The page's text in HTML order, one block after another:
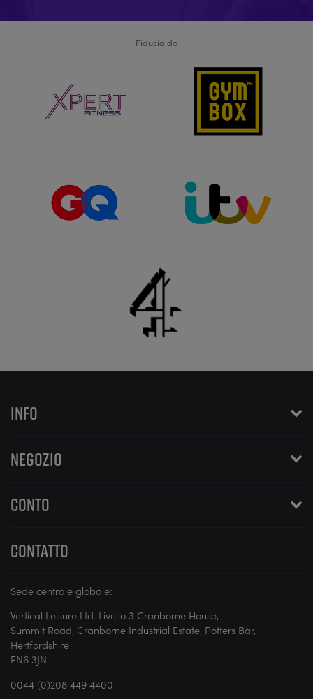
Fiducia da
INFO
NEGOZIO
CONTO
CONTATTO
Sede centrale globale:
Vertical Leisure Ltd. Livello 3 Cranborne House,
Summit Road, Cranborne Industrial Estate, Potters Bar,
Hertfordshire
EN6 3JN
0044 (0)208 449 4400